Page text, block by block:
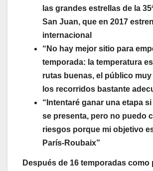
las grandes estrellas de la
San Juan, que en 2017
internacional
“No hay mejor sitio para
temporada: la temperatura
rutas buenas, el público
los recorridos bastante
“Intentaré ganar una etapa
se presenta, pero no puedo
riesgos porque mi objetivo
París-Roubaix”
Después de 16 temporadas como